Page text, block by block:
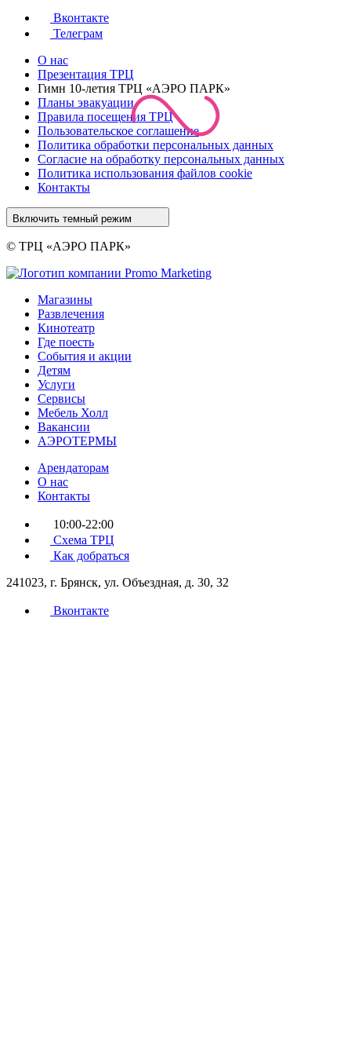
Вконтакте
Телеграм
О нас
Презентация ТРЦ
Гимн 10-летия ТРЦ «АЭРО ПАРК»
Планы эвакуации
Правила посещения ТРЦ
Пользовательское соглашение
Политика обработки персональных данных
Cогласие на обработку персональных данных
Политика использования файлов cookie
Контакты
Включить темный режим
© ТРЦ «АЭРО ПАРК»
Магазины
Развлечения
Кинотеатр
Где поесть
События и акции
Детям
Услуги
Сервисы
Мебель Холл
Вакансии
АЭРОТЕРМЫ
Арендаторам
О нас
Контакты
10:00-22:00
Схема ТРЦ
Как добраться
241023, г. Брянск, ул. Объездная, д. 30, 32
Вконтакте